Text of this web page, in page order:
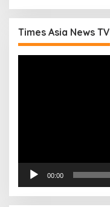
Times Asia News TV
00:00